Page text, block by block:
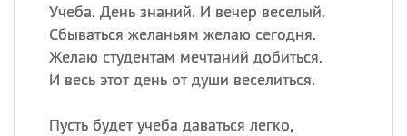
Учеба. День знаний. И вечер веселый.
Сбываться желаньям желаю сегодня.
Желаю студентам мечтаний добиться.
И весь этот день от души веселиться.
Пусть будет учеба даваться легко,
покровителя всех
врачей и целителя
больных
09.08
День книголюбов (Book